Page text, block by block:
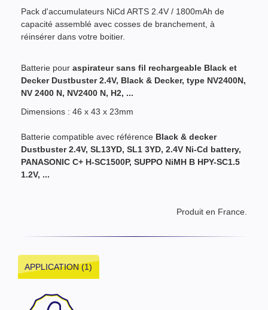
Pack d'accumulateurs NiCd ARTS 2.4V / 1800mAh de
capacité assemblé avec cosses de branchement, à
réinsérer dans votre boitier.
Batterie pour aspirateur sans fil rechargeable Black et
Decker Dustbuster 2.4V, Black & Decker, type NV2400N,
NV 2400 N, NV2400 N, H2, ...
Dimensions : 46 x 43 x 23mm
Batterie compatible avec référence Black & decker
Dustbuster 2.4V, SL13YD, SL1 3YD, 2.4V Ni-Cd battery,
PANASONIC C+ H-SC1500P, SUPPO NiMH B HPY-SC1.5
1.2V, ...
Produit en France.
APPLICATION (1)